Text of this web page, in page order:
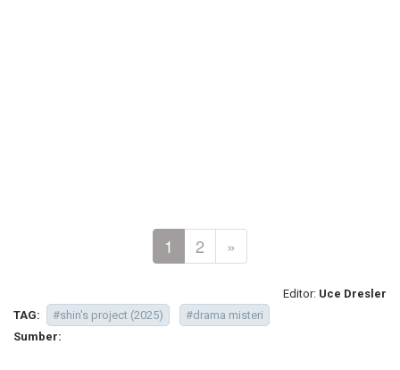
1 2 »
Editor: Uce Dresler
TAG:
#shin's project (2025)
#drama misteri
Sumber: